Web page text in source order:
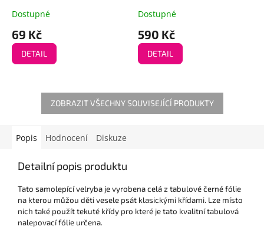
Dostupné
69 Kč
DETAIL
Dostupné
590 Kč
DETAIL
ZOBRAZIT VŠECHNY SOUVISEJÍCÍ PRODUKTY
Popis Hodnocení Diskuze
Detailní popis produktu
Tato samolepící velryba je vyrobena celá z tabulové černé fólie
na kterou můžou děti vesele psát klasickými křídami. Lze místo
nich také použít tekuté křídy pro které je tato kvalitní tabulová
nalepovací fólie určena.